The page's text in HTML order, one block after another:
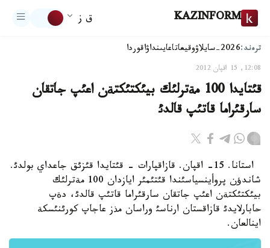
KAZINFORM ق ز
ترەند:2026-سايلاۋ وقيعاتاعايىنداۋاقوردا
12:08, 15 اقپان 2012
قئتايدا 100 مةترلئك بيئكتئكتةن اعئپ جاتقان
سارقئراما قاتئپ قالدئ
استانا. 15- اقپان. قازاقپارات - قئتايدا قئزئق جاعداي بولدئ.
شاندؤن پروأينسياسئندا قئتئمئر ايازدان 100 مةترلئك
بيئكتئكتةن اعئپ جاتقان سارقئراما قاتئپ قالدئ، دةپ
حابارلايدئ قازاقستان ارناسئ وراسان مذز عاجاپ كورئنئسكة
اينالعان.